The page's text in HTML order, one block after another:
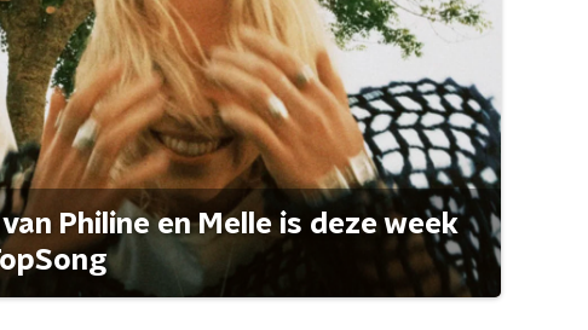
van Philine en Melle is deze week